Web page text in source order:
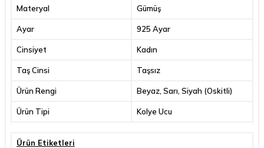
Materyal Gümüş
Ayar 925 Ayar
Cinsiyet Kadın
Taş Cinsi Taşsız
Ürün Rengi Beyaz, Sarı, Siyah (Oskitli)
Ürün Tipi Kolye Ucu
Ürün Etiketleri